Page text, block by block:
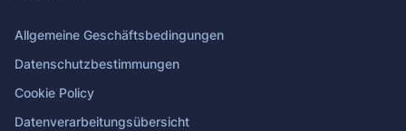
Allgemeine Geschäftsbedingungen
Datenschutzbestimmungen
Cookie Policy
Datenverarbeitungsübersicht